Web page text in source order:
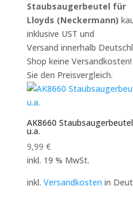
Staubsaugerbeutel für
Lloyds (Neckermann)
inklusive UST und
Versand innerhalb
Shop keine
Sie den Preisvergleich.
AK8660
u.a.
9,99 €
inkl. 19 % MwSt.
inkl. Versandkosten in